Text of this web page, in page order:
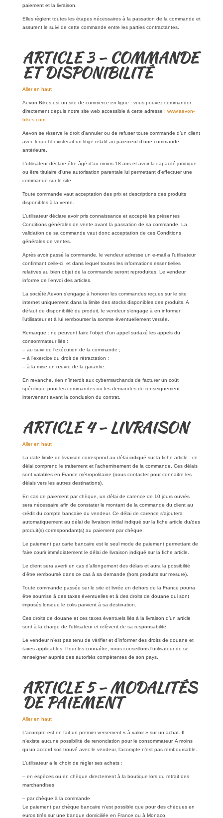
paiement et la livraison.
Elles règlent toutes les étapes nécessaires à la passation de la commande et
assurent le suivi de cette commande entre les parties contractantes.
ARTICLE 3 – COMMANDE
ET DISPONIBILITÉ
Aller en haut
Aevon Bikes est un site de commerce en ligne : vous pouvez commander
directement depuis notre site web accessible à cette adresse : www.aevon-
bikes.com
Aevon se réserve le droit d’annuler ou de refuser toute commande d’un client
avec lequel il existerait un litige relatif au paiement d’une commande
antérieure.
L’utilisateur déclare être âgé d’au moins 18 ans et avoir la capacité juridique
ou être titulaire d’une autorisation parentale lui permettant d’effectuer une
commande sur le site.
Toute commande vaut acceptation des prix et descriptions des produits
disponibles à la vente.
L’utilisateur déclare avoir pris connaissance et accepté les présentes
Conditions générales de vente avant la passation de sa commande. La
validation de sa commande vaut donc acceptation de ces Conditions
générales de ventes.
Après avoir passé la commande, le vendeur adresse un e-mail a l’utilisateur
confirmant celle-ci, et dans lequel toutes les informations essentielles
relatives au bien objet de la commande seront reproduites. Le vendeur
informe de l’envoi des articles.
La société Aevon s’engage à honorer les commandes reçues sur le site
internet uniquement dans la limite des stocks disponibles des produits. A
défaut de disponibilité du produit, le vendeur s’engage à en informer
l’utilisateur et à lui rembourser la somme éventuellement versée.
Remarque : ne peuvent faire l’objet d’un appel surtaxé les appels du
consommateur liés :
– au suivi de l’exécution de la commande ;
– à l’exercice du droit de rétractation ;
– à la mise en œuvre de la garantie.
En revanche, rien n’interdit aux cybermarchands de facturer un coût
spécifique pour les commandes ou les demandes de renseignement
intervenant avant la conclusion du contrat.
ARTICLE 4 – LIVRAISON
Aller en haut
La date limite de livraison correspond au délai indiqué sur la fiche article : ce
délai comprend le traitement et l’acheminement de la commande. Ces délais
sont valables en France métropolitaine (nous contacter pour connaitre les
délais vers les autres destinations).
En cas de paiement par chèque, un délai de carence de 10 jours ouvrés
sera nécessaire afin de constater le montant de la commande du client au
crédit du compte bancaire du vendeur. Ce délai de carence s’ajoutera
automatiquement au délai de livraison initial indiqué sur la fiche article du/des
produit(s) correspondant(s) au paiement par chèque.
Le paiement par carte bancaire est le seul mode de paiement permettant de
faire courir immédiatement le délai de livraison indiqué sur la fiche article.
Le client sera averti en cas d’allongement des délais et aura la possibilité
d’être remboursé dans ce cas à sa demande (hors produits sur mesure).
Toute commande passée sur le site et livrée en dehors de la France pourra
être soumise à des taxes éventuelles et à des droits de douane qui sont
imposés lorsque le colis parvient à sa destination.
Ces droits de douane et ces taxes éventuels liés à la livraison d’un article
sont à la charge de l’utilisateur et relèvent de sa responsabilité.
Le vendeur n’est pas tenu de vérifier et d’informer des droits de douane et
taxes applicables. Pour les connaître, nous conseillons l’utilisateur de se
renseigner auprès des autorités compétentes de son pays.
ARTICLE 5 – MODALITÉS
DE PAIEMENT
Aller en haut
L’acompte est en fait un premier versement « à valoir » sur un achat. Il
n’existe aucune possibilité de renonciation pour le consommateur. A moins
qu’un accord soit trouvé avec le vendeur, l’acompte n’est pas remboursable.
L’utilisateur a le choix de régler ses achats :
– en espèces ou en chèque directement à la boutique lors du retrait des
marchandises
– par chèque à la commande
Le paiement par chèque bancaire n’est possible que pour des chèques en
euros tirés sur une banque domiciliée en France ou à Monaco.